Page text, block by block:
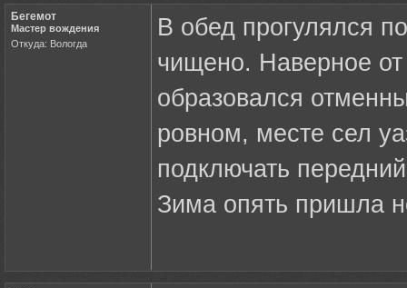
Бегемот
Мастер вождения
Откуда: Вологда
В обед прогулялся
чищено. Наверное
образовался
ровном, месте сел
подключать
Зима опять пришла